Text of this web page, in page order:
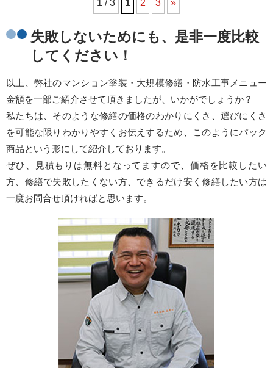
1 / 3 1 2 3 »
失敗しないためにも、是非一度比較
してください！
以上、弊社のマンション塗装・大規模修繕・防水工事メニュー
金額を一部ご紹介させて頂きましたが、いかがでしょうか？
私たちは、そのような修繕の価格のわかりにくさ、選びにくさ
を可能な限りわかりやすくお伝えするため、このようにパック
商品という形にして紹介しております。
ぜひ、見積もりは無料となってますので、価格を比較したい
方、修繕で失敗したくない方、できるだけ安く修繕したい方は
一度お問合せ頂ければと思います。